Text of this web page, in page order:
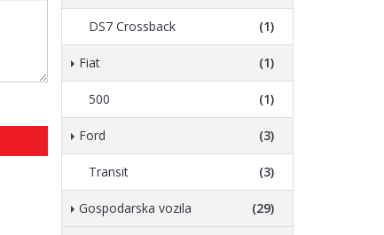
DS7 Crossback (1)
Fiat (1)
500 (1)
Ford (3)
Transit (3)
Gospodarska vozila (29)